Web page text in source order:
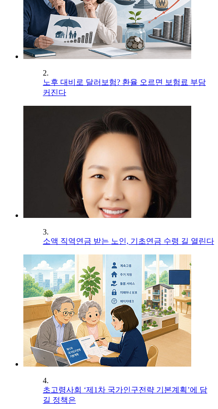
2.
노후 대비로 달러보험? 환율 오르면 보험료 부담
커진다
3.
소액 직역연금 받는 노인, 기초연금 수령 길 열린다
4.
초고령사회 ‘제1차 국가인구전략 기본계획’에 담
길 정책은